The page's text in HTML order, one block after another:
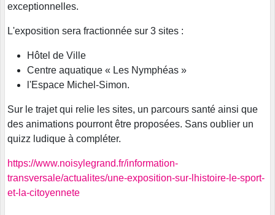
exceptionnelles.
L'exposition sera fractionnée sur 3 sites :
Hôtel de Ville
Centre aquatique « Les Nymphéas »
l'Espace Michel-Simon.
Sur le trajet qui relie les sites, un parcours santé ainsi que
des animations pourront être proposées. Sans oublier un
quizz ludique à compléter.
https://www.noisylegrand.fr/information-
transversale/actualites/une-exposition-sur-lhistoire-le-sport-
et-la-citoyennete